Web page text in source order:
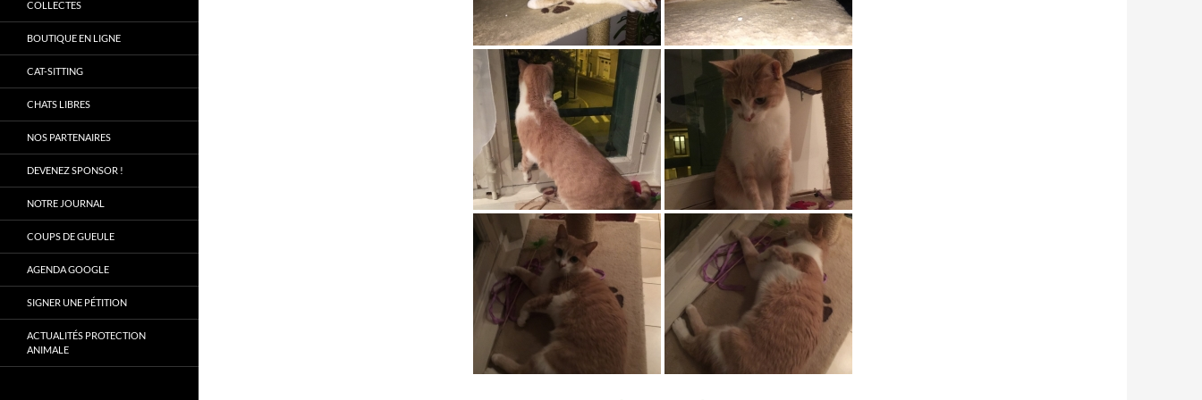
COLLECTES
BOUTIQUE EN LIGNE
CAT-SITTING
CHATS LIBRES
NOS PARTENAIRES
DEVENEZ SPONSOR !
NOTRE JOURNAL
COUPS DE GUEULE
AGENDA GOOGLE
SIGNER UNE PÉTITION
ACTUALITÉS PROTECTION
ANIMALE